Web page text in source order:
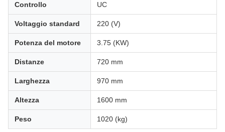
Controllo UC
Voltaggio standard 220 (V)
Potenza del motore 3.75 (KW)
Distanze 720 mm
Larghezza 970 mm
Altezza 1600 mm
Peso 1020 (kg)